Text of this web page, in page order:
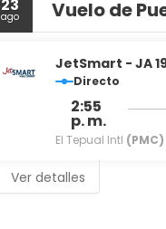
23
ago Vuelo de
JetSmart - JA
Directo
2:55
p. m.
El Tepual Intl (PMC)
Ver detalles